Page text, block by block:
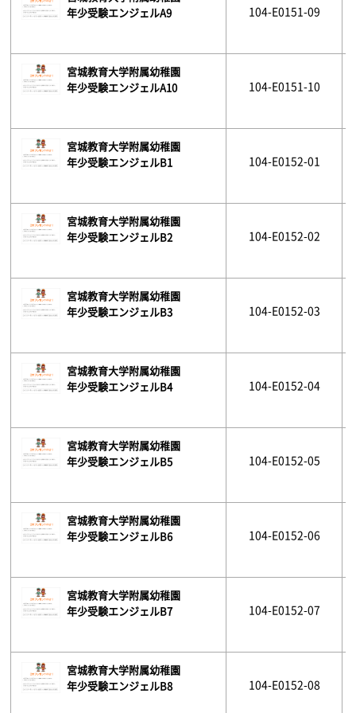
年少受験エンジェルA9
104-E0151-09
宮城教育大学附属幼稚園
年少受験エンジェルA10
104-E0151-10
宮城教育大学附属幼稚園
年少受験エンジェルB1
104-E0152-01
宮城教育大学附属幼稚園
年少受験エンジェルB2
104-E0152-02
宮城教育大学附属幼稚園
年少受験エンジェルB3
104-E0152-03
宮城教育大学附属幼稚園
年少受験エンジェルB4
104-E0152-04
宮城教育大学附属幼稚園
年少受験エンジェルB5
104-E0152-05
宮城教育大学附属幼稚園
年少受験エンジェルB6
104-E0152-06
宮城教育大学附属幼稚園
年少受験エンジェルB7
104-E0152-07
宮城教育大学附属幼稚園
年少受験エンジェルB8
104-E0152-08